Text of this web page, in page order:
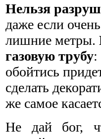
Нельзя
даже если
лишние метры.
газовую трубу:
обойтись
сделать
же самое
Не дай бог,